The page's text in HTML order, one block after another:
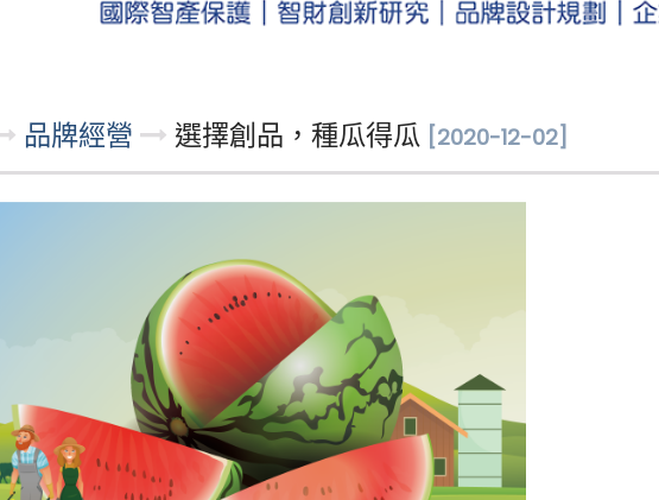
品牌經營 選擇創品，種瓜得瓜 [2020-12-02]